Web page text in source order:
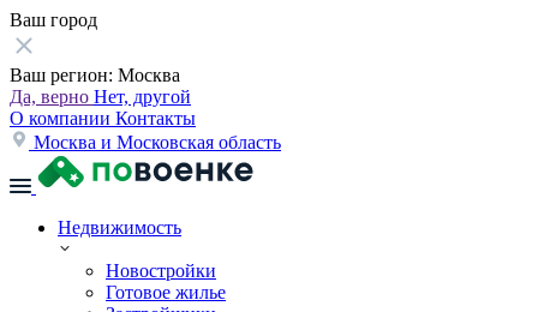
Ваш город
Ваш регион: Москва
Да, верно Нет, другой
О компании Контакты
Москва и Московская область
Недвижимость
Новостройки
Готовое жилье